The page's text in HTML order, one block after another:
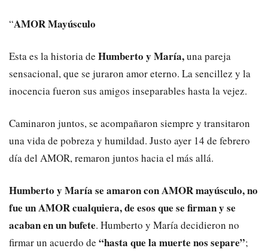
“AMOR Mayúsculo
Esta es la historia de Humberto y María,una pareja
sensacional, que se juraron amor eterno. La sencillez y la
inocencia fueron sus amigos inseparables hasta la vejez.
Caminaron juntos, se acompañaron siempre y transitaron
una vida de pobreza y humildad. Justo ayer 14 de febrero
día del AMOR, remaron juntos hacia el más allá.
Humberto y María se amaron con AMOR mayúsculo, no
fue un AMOR cualquiera, de esos que se firman y se
acaban en un bufete. Humberto y María decidieron no
firmar un acuerdo de “hasta que la muerte nos separe”;